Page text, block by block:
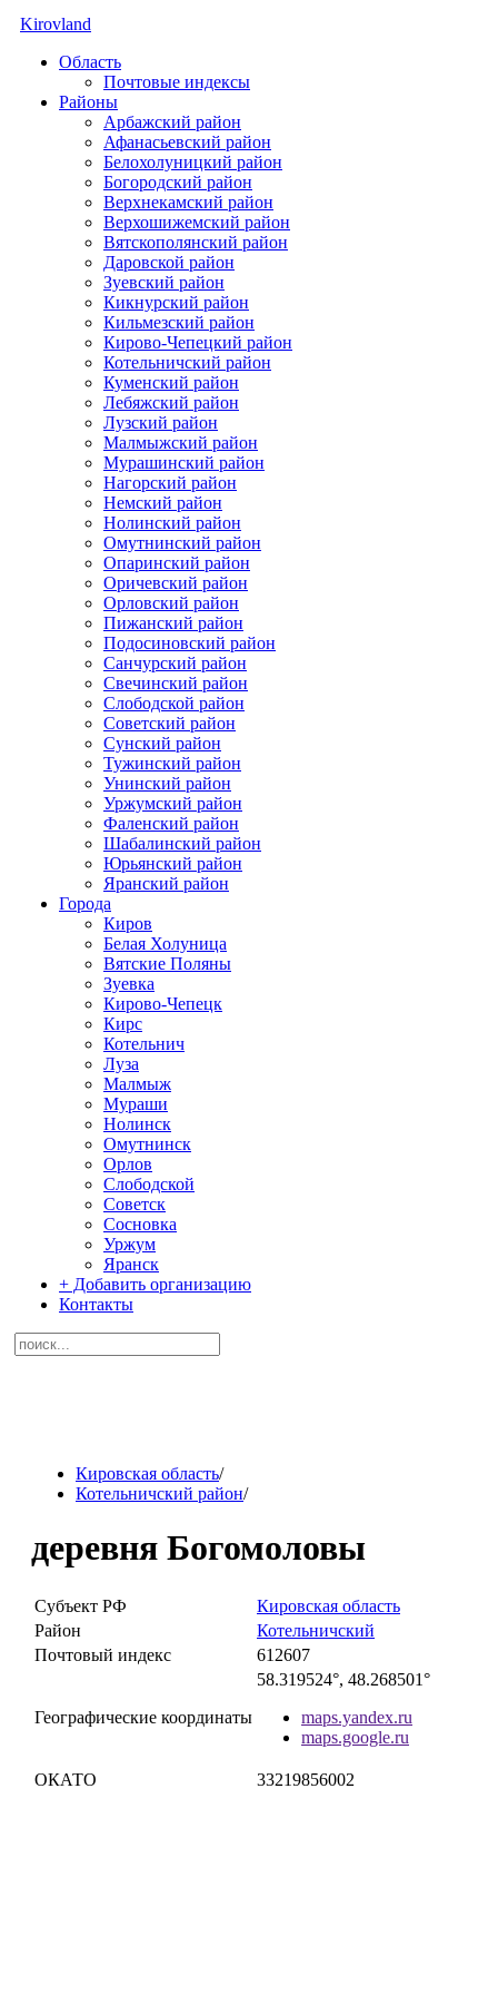
Kirovland
Область
Почтовые индексы
Районы
Арбажский район
Афанасьевский район
Белохолуницкий район
Богородский район
Верхнекамский район
Верхошижемский район
Вятскополянский район
Даровской район
Зуевский район
Кикнурский район
Кильмезский район
Кирово-Чепецкий район
Котельничский район
Куменский район
Лебяжский район
Лузский район
Малмыжский район
Мурашинский район
Нагорский район
Немский район
Нолинский район
Омутнинский район
Опаринский район
Оричевский район
Орловский район
Пижанский район
Подосиновский район
Санчурский район
Свечинский район
Слободской район
Советский район
Сунский район
Тужинский район
Унинский район
Уржумский район
Фаленский район
Шабалинский район
Юрьянский район
Яранский район
Города
Киров
Белая Холуница
Вятские Поляны
Зуевка
Кирово-Чепецк
Кирс
Котельнич
Луза
Малмыж
Мураши
Нолинск
Омутнинск
Орлов
Слободской
Советск
Сосновка
Уржум
Яранск
+ Добавить организацию
Контакты
Кировская область/
Котельничский район/
деревня Богомоловы
Субъект РФ
Кировская область
Район
Котельничский
Почтовый индекс
612607
Географические координаты
58.319524°, 48.268501°
maps.yandex.ru
maps.google.ru
ОКАТО 33219856002